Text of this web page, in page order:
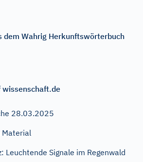
dem Wahrig Herkunftswörterbuch
28.03.2025
Material
Leuchtende Signale im Regenwald